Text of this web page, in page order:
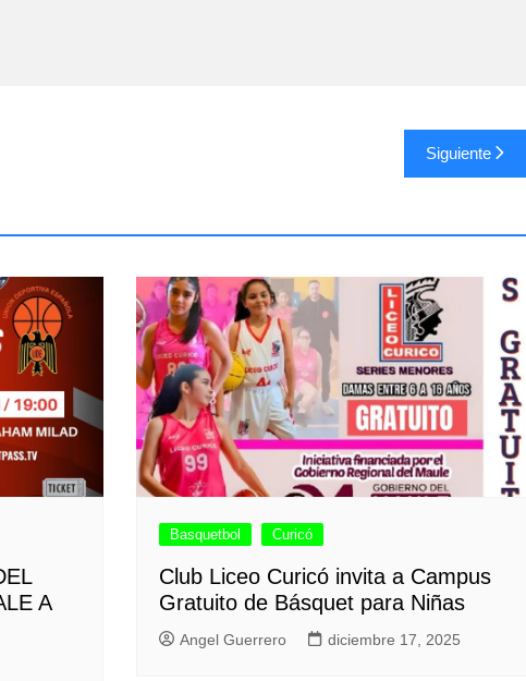
Siguiente
A
Basquetbol Curicó
Club Liceo Curicó invita a Campus
Gratuito de Básquet para Niñas
Angel Guerrero diciembre 17, 2025